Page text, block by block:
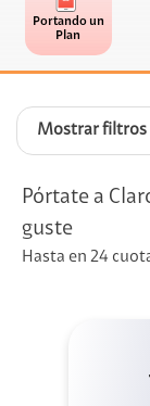
Portando un
Plan
Mostrar filtros
Pórtate a
guste
Hasta en 24